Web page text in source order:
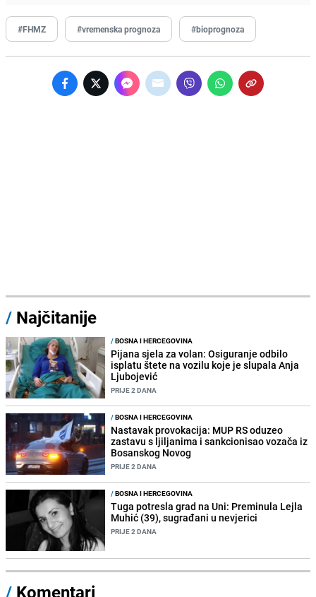
#FHMZ #vremenska prognoza #bioprognoza
/ Najčitanije
/BOSNA I HERCEGOVINA
Pijana sjela za volan: Osiguranje odbilo
isplatu štete na vozilu koje je slupala Anja
Ljubojević
PRIJE 2 DANA
/BOSNA I HERCEGOVINA
Nastavak provokacija: MUP RS oduzeo
zastavu s ljiljanima i sankcionisao vozača iz
Bosanskog Novog
PRIJE 2 DANA
/BOSNA I HERCEGOVINA
Tuga potresla grad na Uni: Preminula Lejla
Muhić (39), sugrađani u nevjerici
PRIJE 2 DANA
/ Komentari